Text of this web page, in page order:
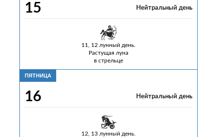
15 Нейтральный день
11, 12 лунный день.
Растущая луна
в стрельце
ПЯТНИЦА
16 Нейтральный день
12, 13 лунный день.